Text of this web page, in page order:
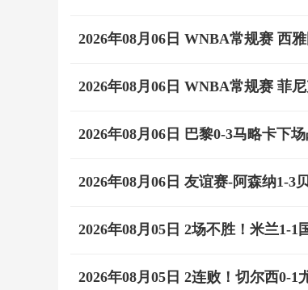
2026年08月06日 WNBA常规赛 西
2026年08月06日 WNBA常规赛 菲
2026年08月06日 巴黎0-3马略卡下
2026年08月06日 友谊赛-阿森纳1-3
2026年08月05日 2场不胜！米兰1-
2026年08月05日 2连败！切尔西0-